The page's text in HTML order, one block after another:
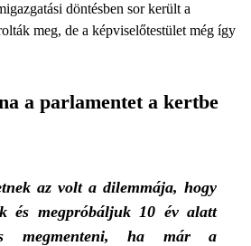
döntésben sor került a
meg, de a képviselőtestület még így
a parlamentet a kertbe
az volt a dilemmája, hogy
és megpróbáljuk 10 év alatt
megmenteni, ha már a